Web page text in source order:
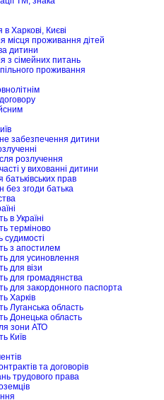
Харкові, Києві
місця проживання дітей
дитини
з сімейних питань
проживання
забезпечення дитини
розлучення
у вихованні дитини
прав
без згоди батька
в Україні
терміново
судимості
з апостилем
для усиновлення
для візи
для громадянства
для закордонного паспорта
Харків
Луганська область
Донецька область
зони АТО
Київ
та договорів
трудового права